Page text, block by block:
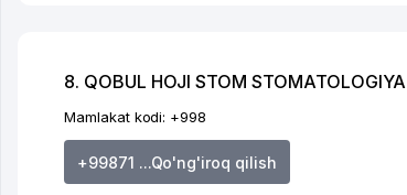
8. QOBUL HOJI STOM STOMATOLOGIYA
Mamlakat kodi: +998
+99871 ...Qo'ng'iroq qilish